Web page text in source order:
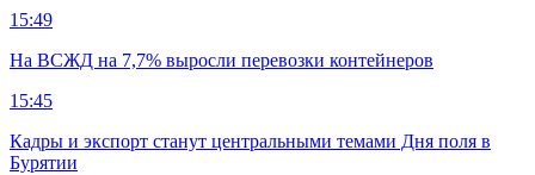
15:49
На ВСЖД на 7,7% выросли перевозки контейнеров
15:45
Кадры и экспорт станут центральными темами Дня поля в
Бурятии